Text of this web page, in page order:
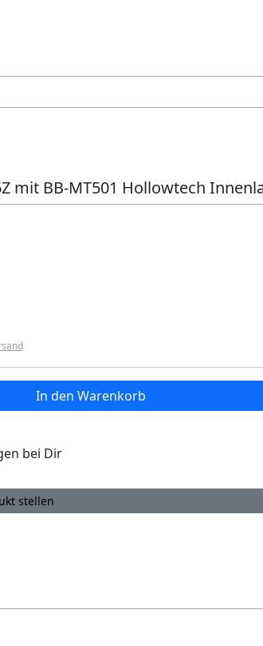
mit BB-MT501 Hollowtech
In den Warenkorb
bei Dir
stellen